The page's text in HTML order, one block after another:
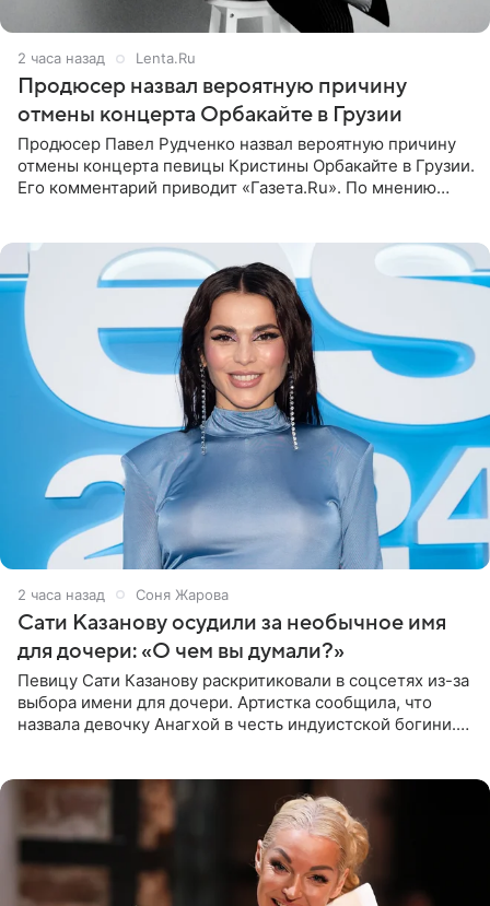
2 часа назад Lenta.Ru
Продюсер назвал вероятную причину
отмены концерта Орбакайте в Грузии
Продюсер Павел Рудченко назвал вероятную причину
отмены концерта певицы Кристины Орбакайте в Грузии.
Его комментарий приводит «Газета.Ru». По мнению
2 часа назад Соня Жарова
Сати Казанову осудили за необычное имя
для дочери: «О чем вы думали?»
Певицу Сати Казанову раскритиковали в соцсетях из-за
выбора имени для дочери. Артистка сообщила, что
назвала девочку Анагхой в честь индуистской богини.